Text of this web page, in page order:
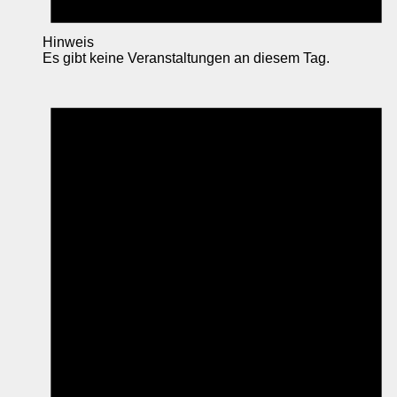
Hinweis
Es gibt keine Veranstaltungen an diesem Tag.